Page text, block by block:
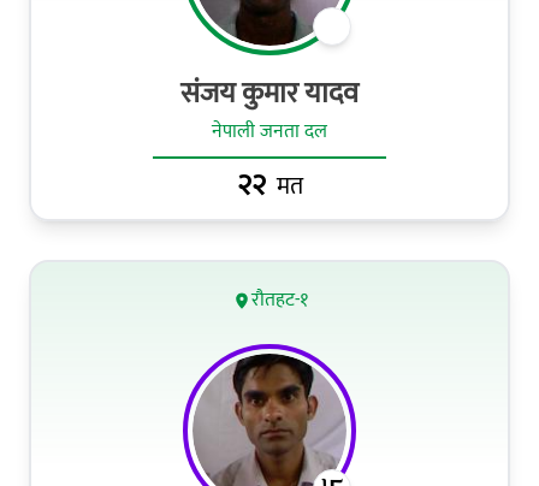
संजय कुमार यादव
नेपाली जनता दल
२२ मत
रौतहट-१